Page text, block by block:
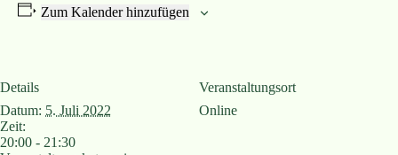
Zum Kalender hinzufügen
Details
Datum: 5. Juli 2022
Zeit:
20:00 - 21:30
Veranstaltungsort
Online